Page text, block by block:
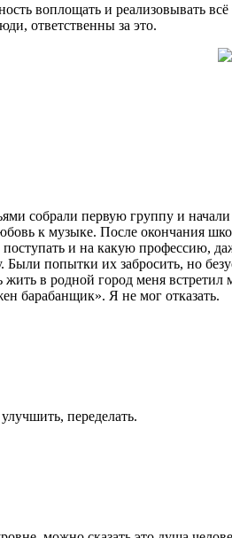
воплощать и реализовывать
ответственны за это.
собрали первую группу и
к музыке. После окончания
и на какую профессию,
попытки их забросить, но
в родной город меня
барабанщик». Я не мог отказать.
переделать.